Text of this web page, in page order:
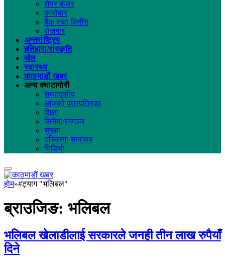
शेयर बजार
कारोबार
बैंक तथा वित्तीय
रोजगार
अन्तर्राष्ट्रिय
इतिहास/संस्कृति
खेल
स्वास्थ्य
काठमाडौं खबर
अन्य क्याटागोरी
सम्पादकीय
आजको पत्रपत्रिका
शिक्षा
सिनेमा/रंगमञ्च
सुरक्षा
तस्विरमा समाचार
भिडियो
होम»#ट्याग "भलिबल"
ब्राउजिङ: भलिबल
भलिबल खेलाडीलाई सरकारले जनही तीन लाख रुपैयाँ
दिने